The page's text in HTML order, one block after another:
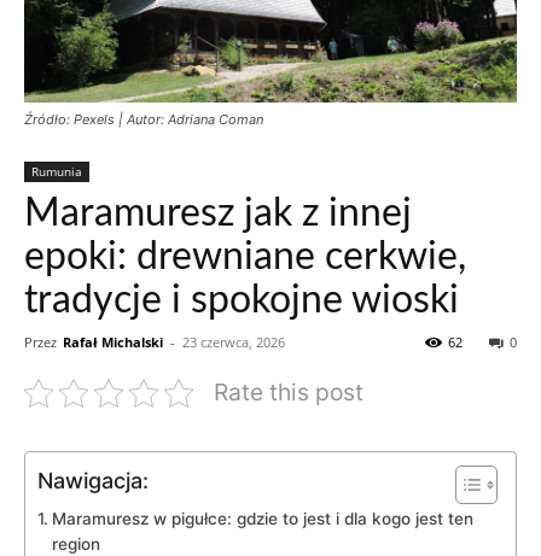
Źródło: Pexels | Autor: Adriana Coman
Rumunia
Maramuresz jak z innej
epoki: drewniane cerkwie,
tradycje i spokojne wioski
Przez Rafał Michalski - 23 czerwca, 2026 0
62
Rate this post
Nawigacja:
Maramuresz w pigułce: gdzie to jest i dla kogo jest ten
region